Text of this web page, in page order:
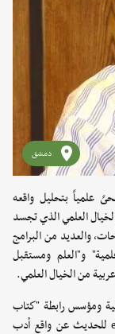
دمشق
علمياً بتحليل واقعه
العلمي الذي تجسد
والعديد من البرامج
و"العلم ومستقبل
من الخيال العلمي.
ومؤسس رابطة "كتاب
الخيال العلمي العرب" يفرد صفحاته لموقع edamascus للحديث عن واقع أدب